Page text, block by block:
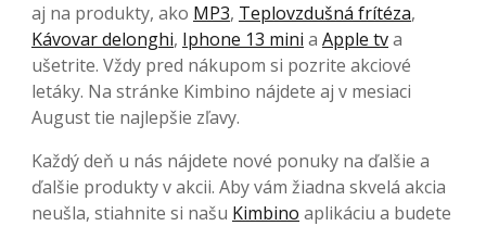
aj na produkty, ako MP3, Teplovzdušná frítéza,
Kávovar delonghi, Iphone 13 mini a Apple tva
ušetrite. Vždy pred nákupom si pozrite akciové
letáky. Na stránke Kimbino nájdete aj v mesiaci
August tie najlepšie zľavy.
Každý deň u nás nájdete nové ponuky na ďalšie a
ďalšie produkty v akcii. Aby vám žiadna skvelá akcia
neušla, stiahnite si našu Kimbino aplikáciu a budete